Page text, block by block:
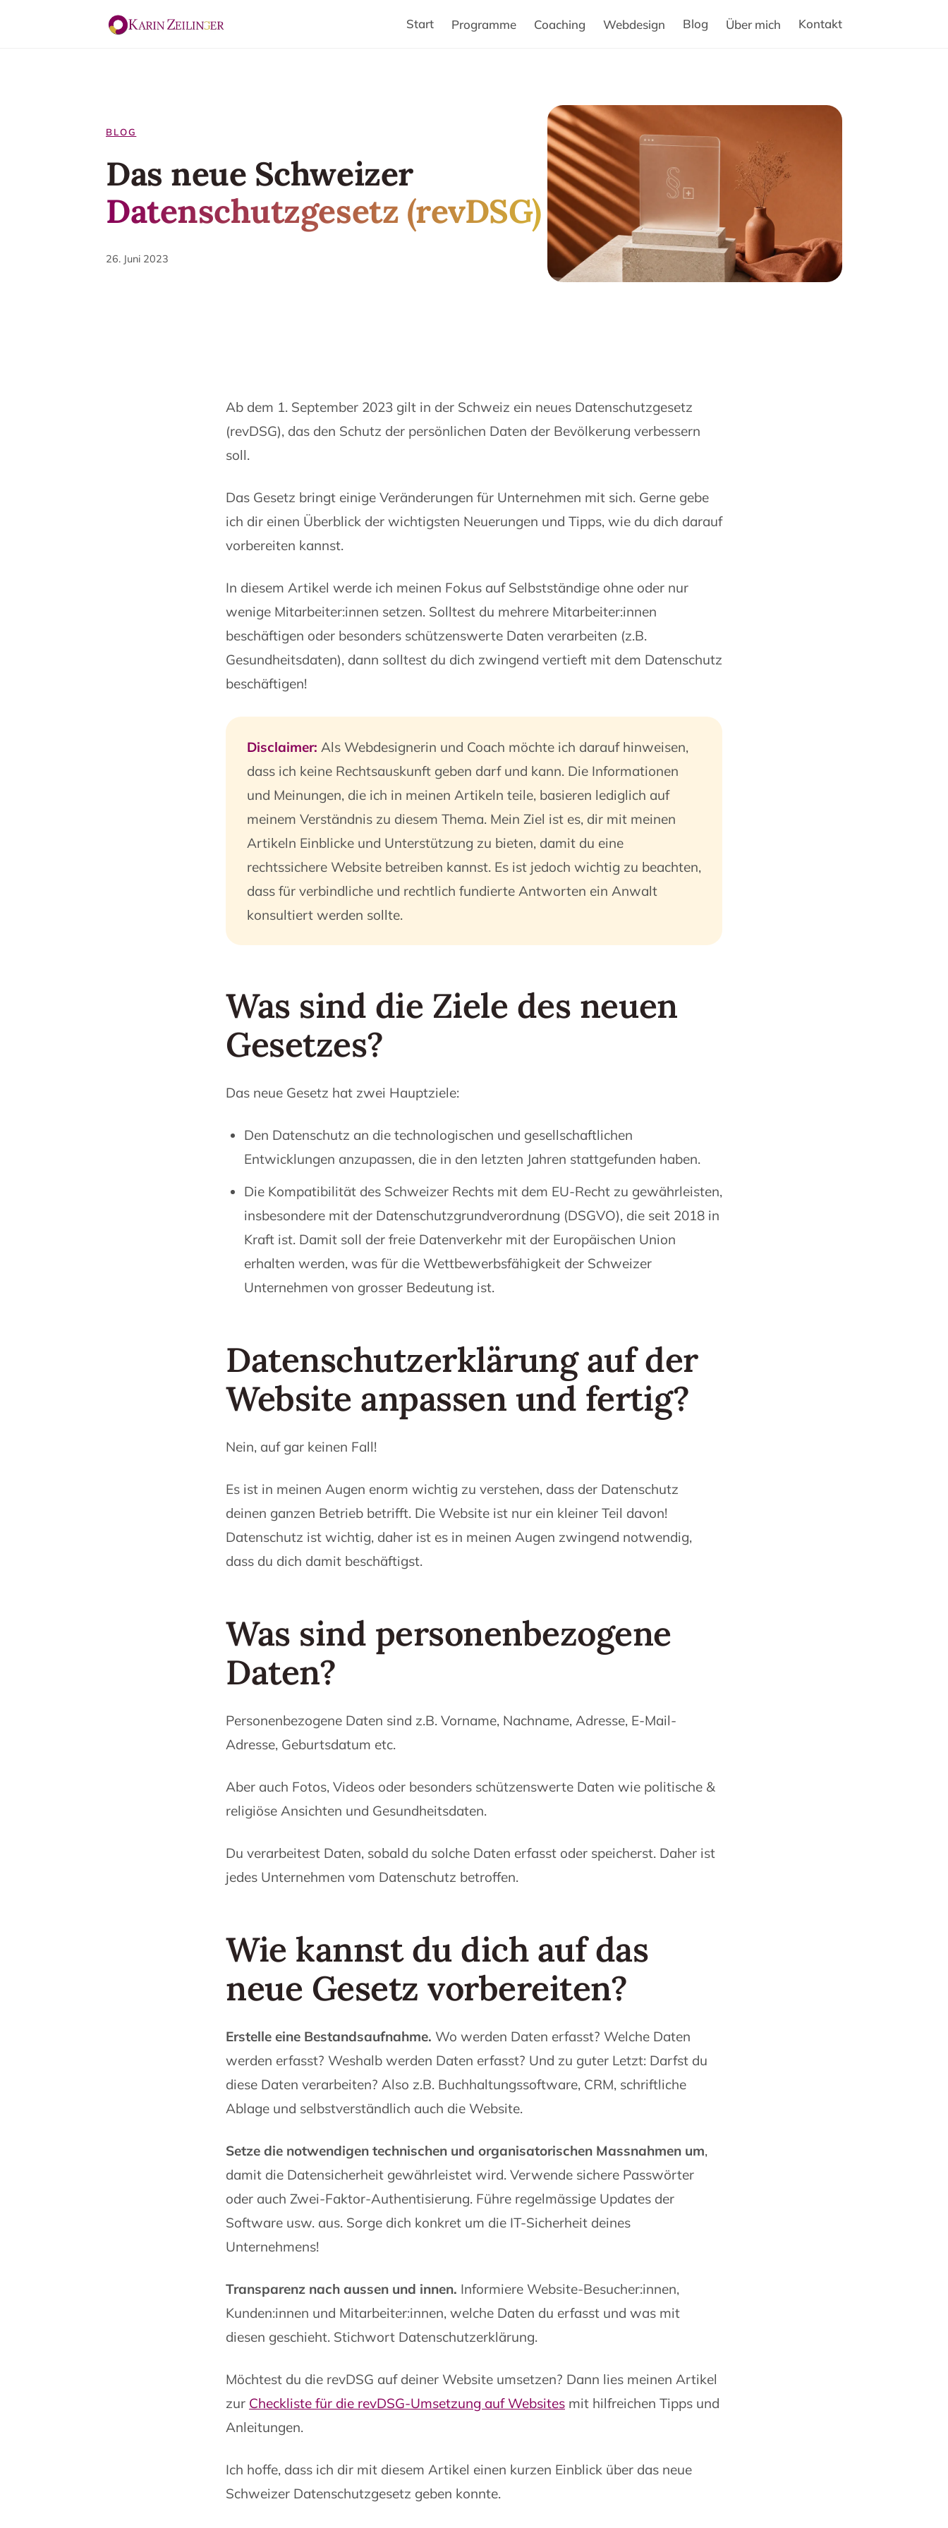
Start Programme Coaching Webdesign Blog Über mich Kontakt
BLOG
Das neue Schweizer
Datenschutzgesetz (revDSG)
26. Juni 2023
Ab dem 1. September 2023 gilt in der Schweiz ein neues Datenschutzgesetz
(revDSG), das den Schutz der persönlichen Daten der Bevölkerung verbessern
soll.
Das Gesetz bringt einige Veränderungen für Unternehmen mit sich. Gerne gebe
ich dir einen Überblick der wichtigsten Neuerungen und Tipps, wie du dich darauf
vorbereiten kannst.
In diesem Artikel werde ich meinen Fokus auf Selbstständige ohne oder nur
wenige Mitarbeiter:innen setzen. Solltest du mehrere Mitarbeiter:innen
beschäftigen oder besonders schützenswerte Daten verarbeiten (z.B.
Gesundheitsdaten), dann solltest du dich zwingend vertieft mit dem Datenschutz
beschäftigen!
Disclaimer: Als Webdesignerin und Coach möchte ich darauf hinweisen,
dass ich keine Rechtsauskunft geben darf und kann. Die Informationen
und Meinungen, die ich in meinen Artikeln teile, basieren lediglich auf
meinem Verständnis zu diesem Thema. Mein Ziel ist es, dir mit meinen
Artikeln Einblicke und Unterstützung zu bieten, damit du eine
rechtssichere Website betreiben kannst. Es ist jedoch wichtig zu beachten,
dass für verbindliche und rechtlich fundierte Antworten ein Anwalt
konsultiert werden sollte.
Was sind die Ziele des neuen
Gesetzes?
Das neue Gesetz hat zwei Hauptziele:
Den Datenschutz an die technologischen und gesellschaftlichen
Entwicklungen anzupassen, die in den letzten Jahren stattgefunden haben.
Die Kompatibilität des Schweizer Rechts mit dem EU-Recht zu gewährleisten,
insbesondere mit der Datenschutzgrundverordnung (DSGVO), die seit 2018 in
Kraft ist. Damit soll der freie Datenverkehr mit der Europäischen Union
erhalten werden, was für die Wettbewerbsfähigkeit der Schweizer
Unternehmen von grosser Bedeutung ist.
Datenschutzerklärung auf der
Website anpassen und fertig?
Nein, auf gar keinen Fall!
Es ist in meinen Augen enorm wichtig zu verstehen, dass der Datenschutz
deinen ganzen Betrieb betrifft. Die Website ist nur ein kleiner Teil davon!
Datenschutz ist wichtig, daher ist es in meinen Augen zwingend notwendig,
dass du dich damit beschäftigst.
Was sind personenbezogene
Daten?
Personenbezogene Daten sind z.B. Vorname, Nachname, Adresse, E-Mail-
Adresse, Geburtsdatum etc.
Aber auch Fotos, Videos oder besonders schützenswerte Daten wie politische &
religiöse Ansichten und Gesundheitsdaten.
Du verarbeitest Daten, sobald du solche Daten erfasst oder speicherst. Daher ist
jedes Unternehmen vom Datenschutz betroffen.
Wie kannst du dich auf das
neue Gesetz vorbereiten?
Erstelle eine Bestandsaufnahme. Wo werden Daten erfasst? Welche Daten
werden erfasst? Weshalb werden Daten erfasst? Und zu guter Letzt: Darfst du
diese Daten verarbeiten? Also z.B. Buchhaltungssoftware, CRM, schriftliche
Ablage und selbstverständlich auch die Website.
Setze die notwendigen technischen und organisatorischen Massnahmen um,
damit die Datensicherheit gewährleistet wird. Verwende sichere Passwörter
oder auch Zwei-Faktor-Authentisierung. Führe regelmässige Updates der
Software usw. aus. Sorge dich konkret um die IT-Sicherheit deines
Unternehmens!
Transparenz nach aussen und innen. Informiere Website-Besucher:innen,
Kunden:innen und Mitarbeiter:innen, welche Daten du erfasst und was mit
diesen geschieht. Stichwort Datenschutzerklärung.
Möchtest du die revDSG auf deiner Website umsetzen? Dann lies meinen Artikel
zur Checkliste für die revDSG-Umsetzung auf Websites mit hilfreichen Tipps und
Anleitungen.
Ich hoffe, dass ich dir mit diesem Artikel einen kurzen Einblick über das neue
Schweizer Datenschutzgesetz geben konnte.